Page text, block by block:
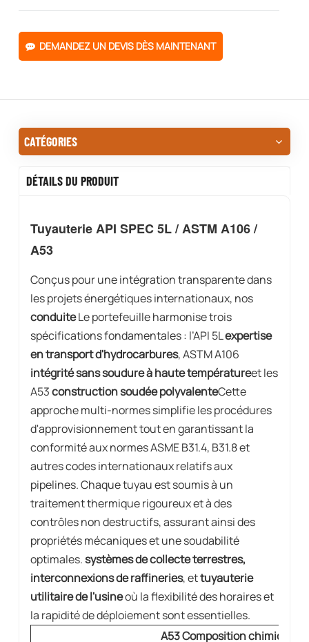
DEMANDEZ UN DEVIS DÈS MAINTENANT
CATÉGORIES
DÉTAILS DU PRODUIT
Tuyauterie API SPEC 5L / ASTM A106 /
A53
Conçus pour une intégration transparente dans
les projets énergétiques internationaux, nos
conduiteLe portefeuille harmonise trois
spécifications fondamentales : l’API 5Lexpertise
en transport d'hydrocarbures, ASTM A106
intégrité sans soudure à haute températureet les
A53construction soudée polyvalenteCette
approche multi-normes simplifie les procédures
d'approvisionnement tout en garantissant la
conformité aux normes ASME B31.4, B31.8 et
autres codes internationaux relatifs aux
pipelines. Chaque tuyau est soumis à un
traitement thermique rigoureux et à des
contrôles non destructifs, assurant ainsi des
propriétés mécaniques et une soudabilité
optimales.systèmes de collecte terrestres,
interconnexions de raffineries, ettuyauterie
utilitaire de l'usineoù la flexibilité des horaires et
la rapidité de déploiement sont essentielles.
A53 Composition chimique